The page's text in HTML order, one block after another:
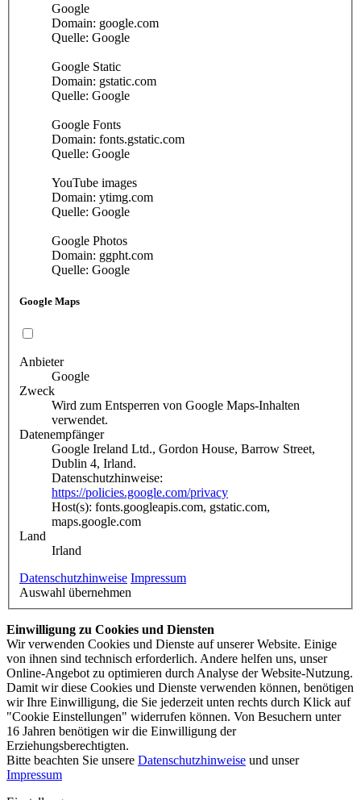
Google
Domain: google.com
Quelle: Google
Google Static
Domain: gstatic.com
Quelle: Google
Google Fonts
Domain: fonts.gstatic.com
Quelle: Google
YouTube images
Domain: ytimg.com
Quelle: Google
Google Photos
Domain: ggpht.com
Quelle: Google
Google Maps
Anbieter
Google
Zweck
Wird zum Entsperren von Google Maps-Inhalten
verwendet.
Datenempfänger
Google Ireland Ltd., Gordon House, Barrow Street,
Dublin 4, Irland.
Datenschutzhinweise:
https://policies.google.com/privacy
Host(s): fonts.googleapis.com, gstatic.com,
maps.google.com
Land
Irland
Datenschutzhinweise Impressum
Auswahl übernehmen
Einwilligung zu Cookies und Diensten
Wir verwenden Cookies und Dienste auf unserer Website. Einige
von ihnen sind technisch erforderlich. Andere helfen uns, unser
Online-Angebot zu optimieren durch Analyse der Website-Nutzung.
Damit wir diese Cookies und Dienste verwenden können, benötigen
wir Ihre Einwilligung, die Sie jederzeit unten rechts durch Klick auf
"Cookie Einstellungen" widerrufen können. Von Besuchern unter
16 Jahren benötigen wir die Einwilligung der
Erziehungsberechtigten.
Bitte beachten Sie unsere Datenschutzhinweise und unser
Impressum